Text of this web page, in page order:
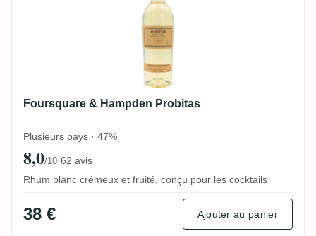
Foursquare & Hampden Probitas
Plusieurs pays · 47%
8,0/10·62 avis
Rhum blanc crémeux et fruité, conçu pour les cocktails
38 € Ajouter au panier